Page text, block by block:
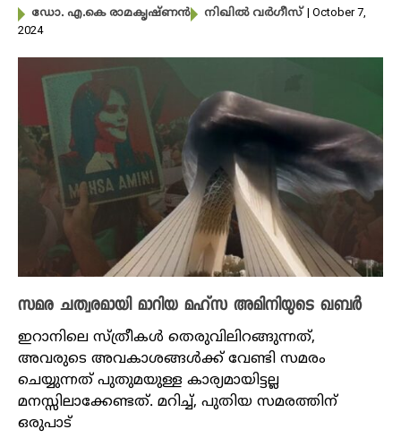
ഡോ. എ.കെ രാമകൃഷ്ണന്‍ നിഖില്‍ വര്‍ഗീസ്‌ | October 7,
2024
സമര ചത്വരമായി മാറിയ മഹ്സ അമിനിയുടെ ഖബർ
ഇറാനിലെ സ്ത്രീകൾ തെരുവിലിറങ്ങുന്നത്,
അവരുടെ അവകാശങ്ങൾക്ക് വേണ്ടി സമരം
ചെയ്യുന്നത് പുതുമയുള്ള കാര്യമായിട്ടല്ല
മനസ്സിലാക്കേണ്ടത്. മറിച്ച്, പുതിയ സമരത്തിന്
ഒരുപാട്